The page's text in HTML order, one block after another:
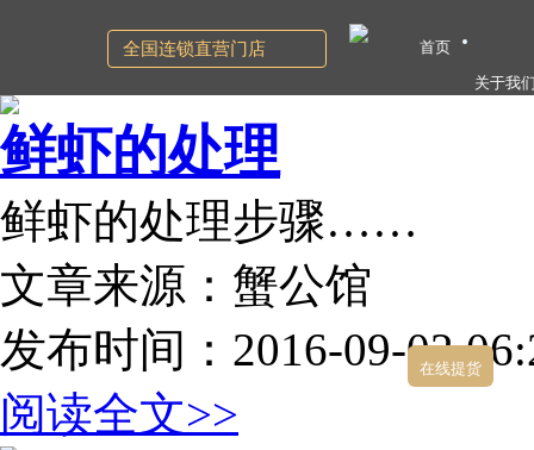
鲜虾的处理
鲜虾的处理步骤……
文章来源：蟹公馆
发布时间：2016-09-02
阅读全文>>
全国连锁直营门店
首页
关于我
在线提货